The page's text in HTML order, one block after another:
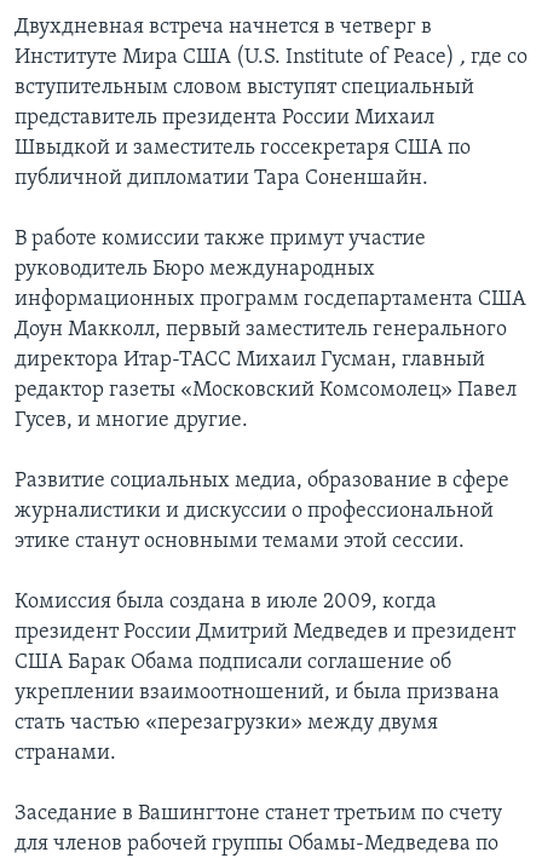
Двухдневная встреча начнется в четверг в
Институте Мира США (U.S. Institute of Peace) , где со
вступительным словом выступят специальный
представитель президента России Михаил
Швыдкой и заместитель госсекретаря США по
публичной дипломатии Тара Соненшайн.
В работе комиссии также примут участие
руководитель Бюро международных
информационных программ госдепартамента США
Доун Макколл, первый заместитель генерального
директора Итар-ТАСС Михаил Гусман, главный
редактор газеты «Московский Комсомолец» Павел
Гусев, и многие другие.
Развитие социальных медиа, образование в сфере
журналистики и дискуссии о профессиональной
этике станут основными темами этой сессии.
Комиссия была создана в июле 2009, когда
президент России Дмитрий Медведев и президент
США Барак Обама подписали соглашение об
укреплении взаимоотношений, и была призвана
стать частью «перезагрузки» между двумя
странами.
Заседание в Вашингтоне станет третьим по счету
для членов рабочей группы Обамы-Медведева по